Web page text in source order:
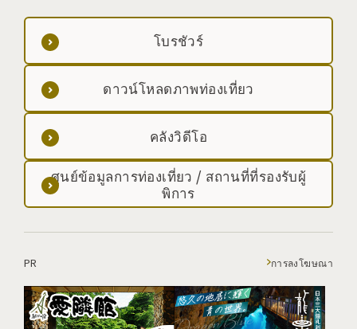
โบรชัวร์
ดาวน์โหลดภาพท่องเที่ยว
คลังวิดีโอ
ศูนย์ข้อมูลการท่องเที่ยว / สถานที่ที่รองรับผู้
พิการ
PR การลงโฆษณา